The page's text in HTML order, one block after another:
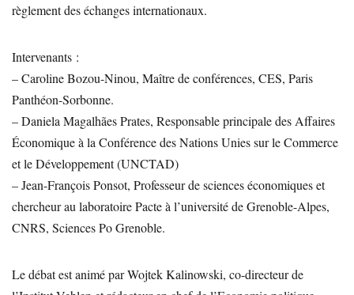
règlement des échanges internationaux.
Intervenants :
– Caroline Bozou-Ninou, Maître de conférences, CES, Paris
Panthéon-Sorbonne.
– Daniela Magalhães Prates, Responsable principale des Affaires
Économique à la Conférence des Nations Unies sur le Commerce
et le Développement (UNCTAD)
– Jean-François Ponsot, Professeur de sciences économiques et
chercheur au laboratoire Pacte à l’université de Grenoble-Alpes,
CNRS, Sciences Po Grenoble.
Le débat est animé par Wojtek Kalinowski, co-directeur de